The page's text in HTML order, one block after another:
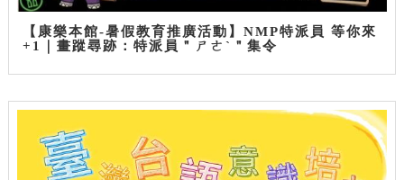
【康樂本館-暑假教育推廣活動】NMP特派員 等你來
+1｜畫蹤尋跡：特派員＂ㄕㄜˋ＂集令